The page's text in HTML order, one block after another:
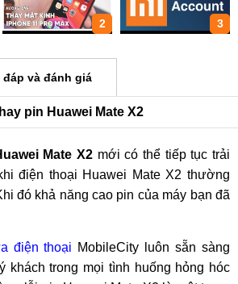
2 3
đáp và đánh giá
pin Huawei Mate X2
Mate X2 mới có thể tiếp tục trải
điện thoại Huawei Mate X2 thường
đó khả năng cao pin của máy bạn đã
điện thoại MobileCity luôn sẵn sàng
khách trong mọi tình huống hỏng hóc